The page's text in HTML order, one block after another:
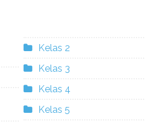
Kelas 2
Kelas 3
Kelas 4
Kelas 5